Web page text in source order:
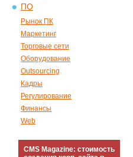
ПО
Рынок ПК
Маркетинг
Торговые сети
Оборудование
Outsourcing
Кадры
Регулирование
Финансы
Web
CMS Magazine: стоимость